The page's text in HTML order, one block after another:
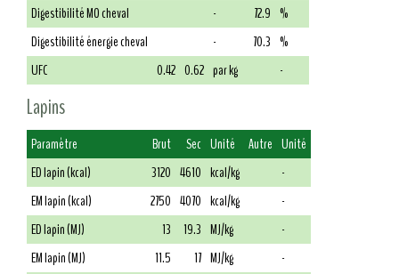
Digestibilité MO cheval
- 72.9 %
Digestibilité énergie cheval
- 70.3 %
UFC
0.42 0.62 par kg -
Lapins
Paramètre Brut Sec Unité Autre Unité
ED lapin (kcal)
3120 4610 kcal/kg
-
EM lapin (kcal)
2750 4070 kcal/kg
-
ED lapin (MJ)
13 19.3 MJ/kg
-
EM lapin (MJ)
11.5 17 MJ/kg
-